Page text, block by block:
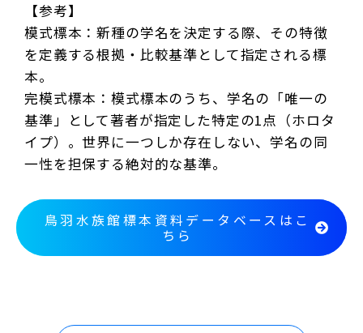
【参考】
模式標本：新種の学名を決定する際、その特徴
を定義する根拠・比較基準として指定される標
本。
完模式標本：模式標本のうち、学名の「唯一の
基準」として著者が指定した特定の1点（ホロタ
イプ）。世界に一つしか存在しない、学名の同
一性を担保する絶対的な基準。
鳥羽水族館標本資料データベースはこ
ちら